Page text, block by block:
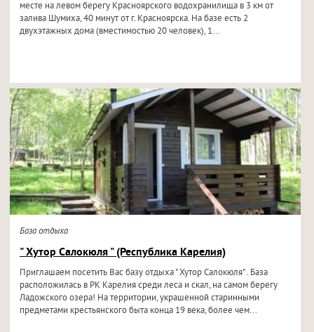
месте на левом берегу Красноярского водохранилища в 3 км от
залива Шумиха, 40 минут от г. Красноярска. На базе есть 2
двухэтажных дома (вместимостью 20 человек), 1...
База отдыха
" Хутор Салокюля " (Республика Карелия)
Приглашаем посетить Вас базу отдыха " Хутор Салокюля" . База
расположилась в РК Карелия среди леса и скал, на самом берегу
Ладожского озера! На территории, украшенной старинными
предметами крестьянского быта конца 19 века, более чем...